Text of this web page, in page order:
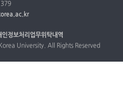
인정보처리업무위탁내역
University. All Rights Reserved